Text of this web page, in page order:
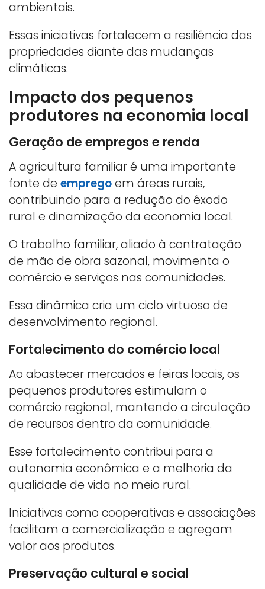
ambientais.
Essas iniciativas fortalecem a resiliência das
propriedades diante das mudanças
climáticas.
Impacto dos pequenos
produtores na economia local
Geração de empregos e renda
A agricultura familiar é uma importante
fonte de empregoem áreas rurais,
contribuindo para a redução do êxodo
rural e dinamização da economia local.
O trabalho familiar, aliado à contratação
de mão de obra sazonal, movimenta o
comércio e serviços nas comunidades.
Essa dinâmica cria um ciclo virtuoso de
desenvolvimento regional.
Fortalecimento do comércio local
Ao abastecer mercados e feiras locais, os
pequenos produtores estimulam o
comércio regional, mantendo a circulação
de recursos dentro da comunidade.
Esse fortalecimento contribui para a
autonomia econômica e a melhoria da
qualidade de vida no meio rural.
Iniciativas como cooperativas e associações
facilitam a comercialização e agregam
valor aos produtos.
Preservação cultural e social